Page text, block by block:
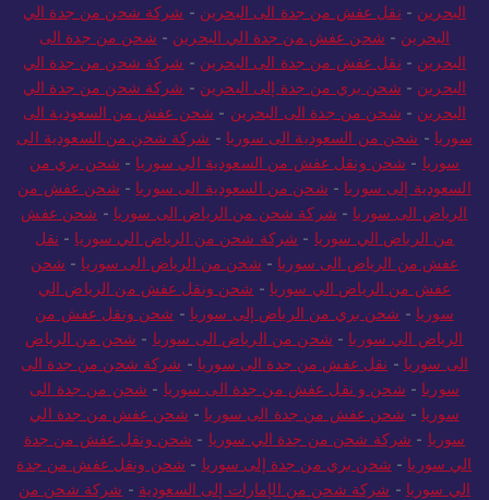
البحرين - نقل عفش من جدة الى البحرين - شركة شحن من جدة الي
البحرين - شحن عفش من جدة الي البحرين - شحن من جدة الى
البحرين - نقل عفش من جدة الى البحرين - شركة شحن من جدة الي
البحرين - شحن بري من جدة إلى البحرين - شركة شحن من جدة الي
البحرين - شحن من جدة الى البحرين - شحن عفش من السعودية الى
سوريا - شحن من السعودية الى سوريا - شركة شحن من السعودية الى
سوريا - شحن ونقل عفش من السعودية الي سوريا - شحن بري من
السعودية إلى سوريا - شحن من السعودية الى سوريا - شحن عفش من
الرياض الى سوريا - شركة شحن من الرياض الى سوريا - شحن عفش
من الرياض الي سوريا - شركة شحن من الرياض الي سوريا - نقل
عفش من الرياض الى سوريا - شحن من الرياض الى سوريا - شحن
عفش من الرياض الي سوريا - شحن ونقل عفش من الرياض الي
سوريا - شحن بري من الرياض إلى سوريا - شحن ونقل عفش من
الرياض الي سوريا - شحن من الرياض الى سوريا - شحن من الرياض
الى سوريا - نقل عفش من جدة الى سوريا - شركة شحن من جدة الى
سوريا - شحن و نقل عفش من جدة الى سوريا - شحن من جدة الى
سوريا - شحن عفش من جدة الى سوريا - شحن عفش من جدة الي
سوريا - شركة شحن من جدة الي سوريا - شحن ونقل عفش من جدة
الي سوريا - شحن بري من جدة إلى سوريا - شحن ونقل عفش من جدة
الي سوريا - شركة شحن من الإمارات إلى السعودية - شركة شحن من